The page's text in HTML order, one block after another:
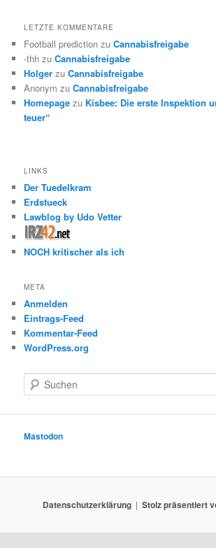
LETZTE KOMMENTARE
Football prediction zuCannabisfreigabe
-thh zuCannabisfreigabe
Holger zuCannabisfreigabe
Anonym zuCannabisfreigabe
Homepage zu Kisbee: Die erste Inspektion
teuer“
LINKS
Der Tuedelkram
Erdstueck
Lawblog by Udo Vetter
NOCH kritischer als ich
META
Anmelden
Eintrags-Feed
Kommentar-Feed
WordPress.org
u
e
Mastodon
Datenschutzerklärung Stolz präsentiert